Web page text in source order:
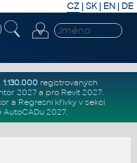
CZ | SK| EN | DE
1.130.000registrovaných
2027a pro Revit 2027.
a Regresní křivkyv sekci
AutoCADu 2027.